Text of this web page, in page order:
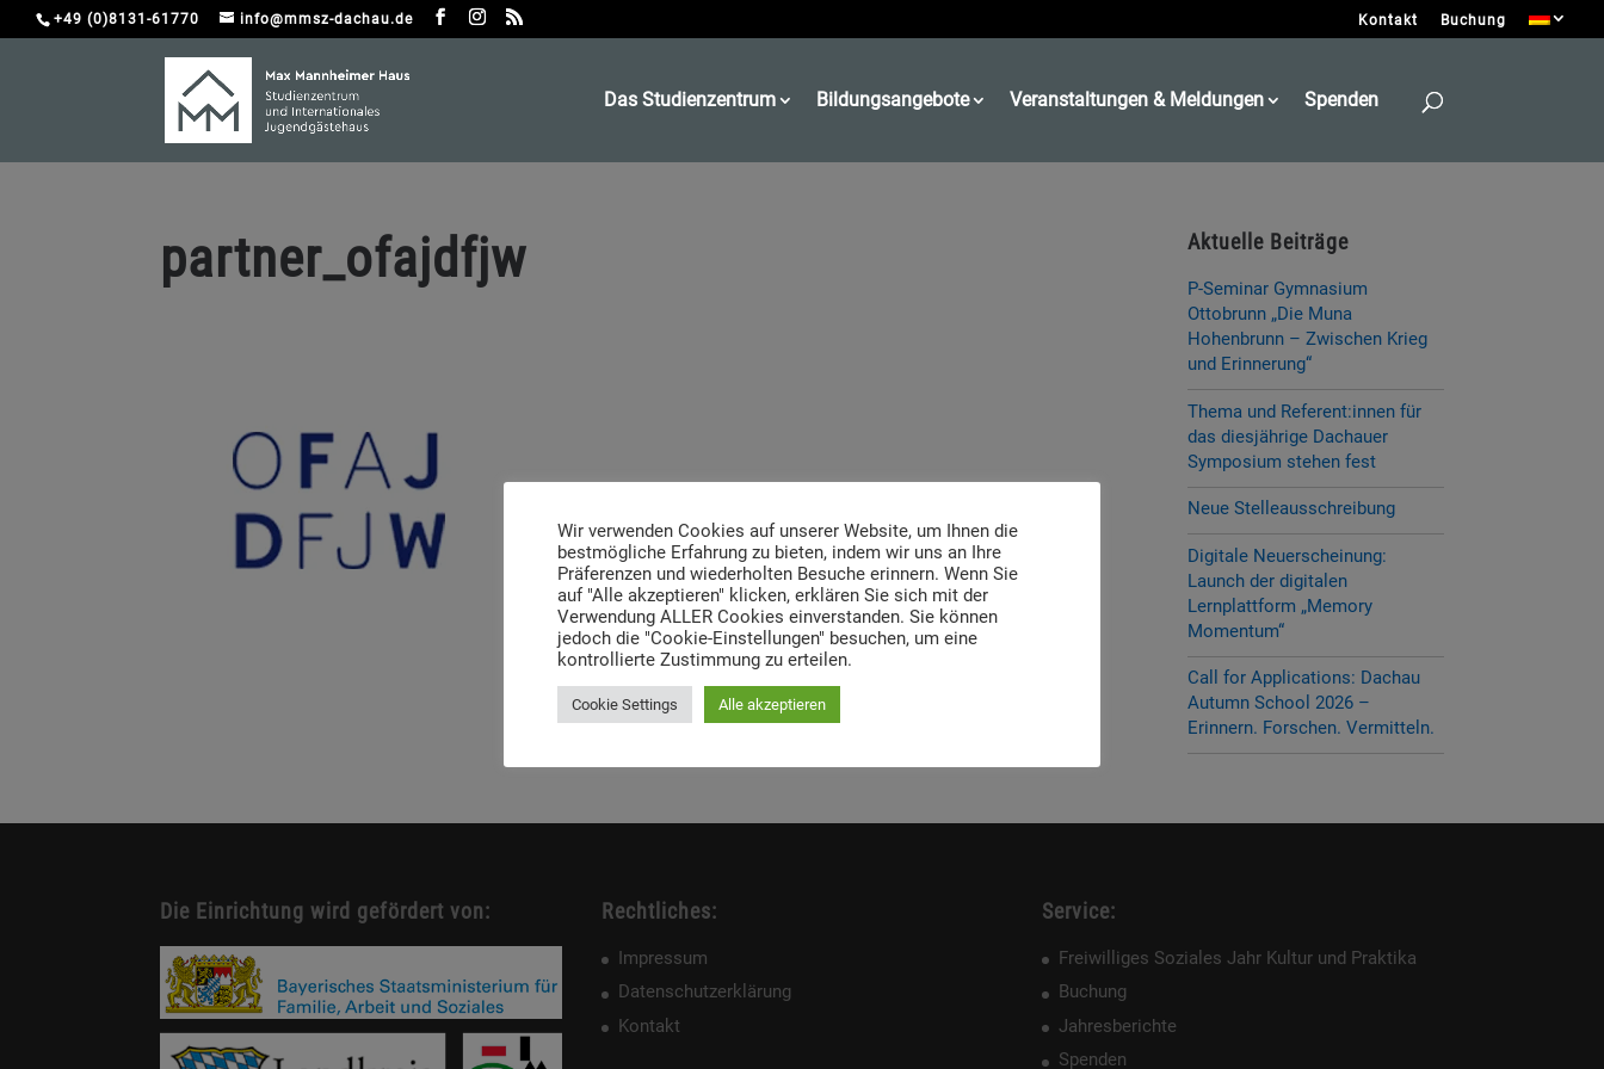
+49 (0)8131-61770 info@mmsz-dachau.de Kontakt Buchung
Das Studienzentrum Bildungsangebote Veranstaltungen & Meldungen Spenden
partner_ofajdfjw Aktuelle Beiträge
P-Seminar Gymnasium
Ottobrunn „Die Muna
Hohenbrunn – Zwischen Krieg
und Erinnerung“
Thema und Referent:innen für
das diesjährige Dachauer
Symposium stehen fest
Neue Stelleausschreibung
Digitale Neuerscheinung:
Launch der digitalen
Lernplattform „Memory
Momentum“
Call for Applications: Dachau
Autumn School 2026 –
Erinnern. Forschen. Vermitteln.
Die Einrichtung wird gefördert von: Rechtliches:
Impressum
Datenschutzerklärung
Kontakt
Service:
Freiwilliges Soziales Jahr Kultur und Praktika
Buchung
Jahresberichte
Spenden
Wir verwenden Cookies auf unserer Website, um Ihnen die
bestmögliche Erfahrung zu bieten, indem wir uns an Ihre
Präferenzen und wiederholten Besuche erinnern. Wenn Sie
auf "Alle akzeptieren" klicken, erklären Sie sich mit der
Verwendung ALLER Cookies einverstanden. Sie können
jedoch die "Cookie-Einstellungen" besuchen, um eine
kontrollierte Zustimmung zu erteilen.
Cookie Settings Alle akzeptieren